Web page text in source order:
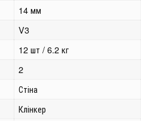
14 мм
V3
12 шт / 6.2 кг
2
Стіна
Клінкер